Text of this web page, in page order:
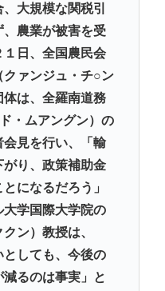
大規模な関税引
、農業が被害を受
日、全国農民会
ァンジュ・チ○ン
は、全羅南道務
・ムアングン）の
見を行い、「輸
がり、政策補助金
になるだろう」
大学国際大学院の
ン）教授は、
としても、今後の
るのは事実」と